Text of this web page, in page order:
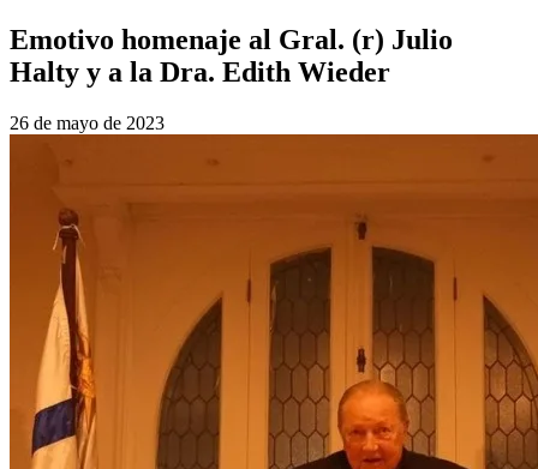
Emotivo homenaje al Gral. (r) Julio
Halty y a la Dra. Edith Wieder
26 de mayo de 2023